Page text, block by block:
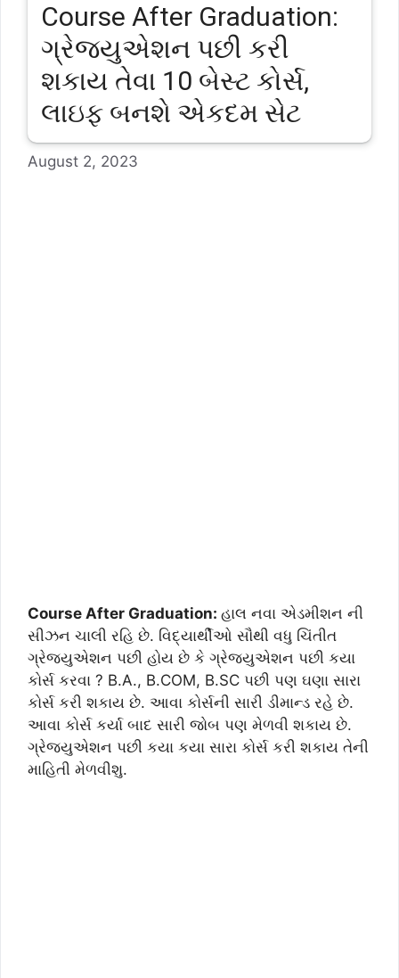
Course After Graduation:
ગ્રેજયુએશન પછી કરી
શકાય તેવા 10 બેસ્ટ કોર્સ,
લાઇફ બનશે એકદમ સેટ
August 2, 2023
Course After Graduation: હાલ નવા એડમીશન ની
સીઝન ચાલી રહિ છે. વિદ્યાર્થીઓ સૌથી વધુ ચિંતીત
ગ્રેજયુએશન પછી હોય છે કે ગ્રેજયુએશન પછી કયા
કોર્સ કરવા ? B.A., B.COM, B.SC પછી પણ ઘણા સારા
કોર્સ કરી શકાય છે. આવા કોર્સની સારી ડીમાન્ડ રહે છે.
આવા કોર્સ કર્યા બાદ સારી જોબ પણ મેળવી શકાય છે.
ગ્રેજયુએશન પછી કયા કયા સારા કોર્સ કરી શકાય તેની
માહિતી મેળવીશુ.